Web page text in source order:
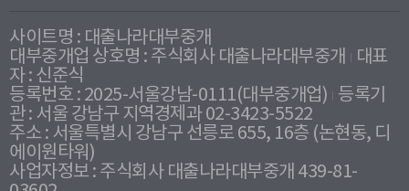
사이트명 : 대출나라대부중개
대부중개업 상호명 : 주식회사 대출나라대부중개
대표
자 : 신준식
등록번호 : 2025-서울강남-0111(대부중개업) 등록기
관 : 서울 강남구 지역경제과 02-3423-5522
주소 : 서울특별시 강남구 선릉로 655, 16층 (논현동, 디
에이원타워)
사업자정보 : 주식회사 대출나라대부중개 439-81-